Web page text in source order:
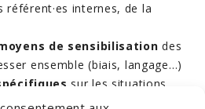
référent·es internes, de la
de sensibilisationdes
ensemble (biais, langage…)
sur les situations